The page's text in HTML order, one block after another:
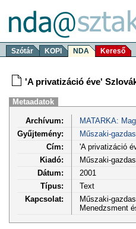
Szótár KOPI NDA Kereső
'A privatizáció éve'
Metaadatok
Archívum:
MATARKA:
Gyűjtemény:
Műszaki-
Cím:
'A privatizáció
Kiadó:
Műszaki-
Dátum:
2001
Típus:
Text
Kapcsolat:
Műszaki-
Menedzsment